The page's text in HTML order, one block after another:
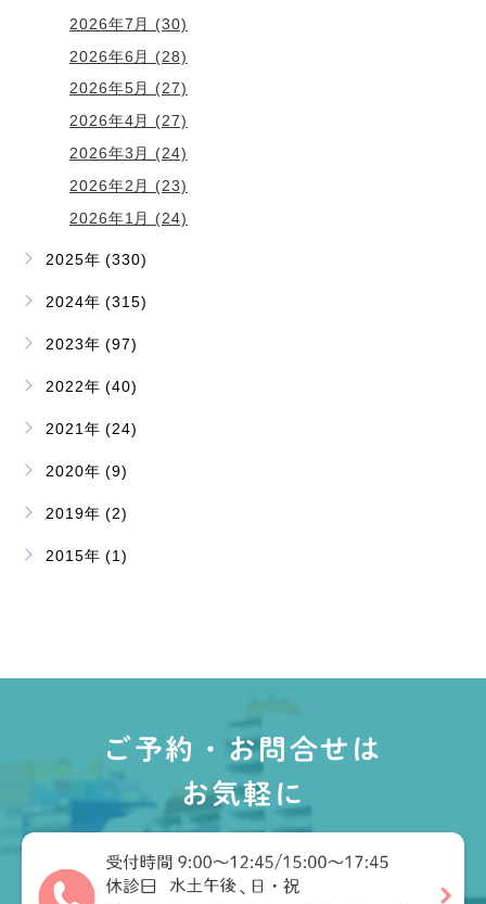
2026年7月 (30)
2026年6月 (28)
2026年5月 (27)
2026年4月 (27)
2026年3月 (24)
2026年2月 (23)
2026年1月 (24)
2025年 (330)
2024年 (315)
2023年 (97)
2022年 (40)
2021年 (24)
2020年 (9)
2019年 (2)
2015年 (1)
ご予約・お問合せは
お気軽に